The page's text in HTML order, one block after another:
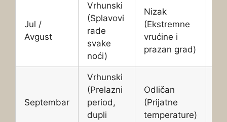
Jul /
Avgust
Vrhunski
(Splavovi
rade
svake
noći)
Nizak
(Ekstremne
vrućine i
prazan grad)
Septembar
Vrhunski
(Prelazni
period,
dupli
Odličan
(Prijatne
temperature)